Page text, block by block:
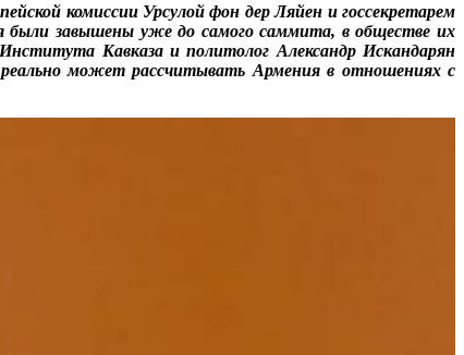
комиссии Урсулой фон дер Ляйен и госсекретарем
завышены уже до самого саммита, в обществе их
Кавказа и политолог Александр Искандарян
может рассчитывать Армения в отношениях с